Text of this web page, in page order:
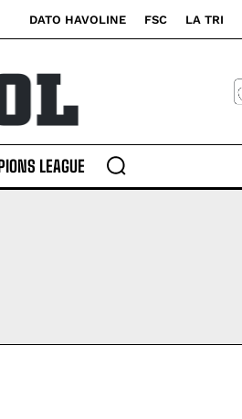
DATO HAVOLINE FSC LA TRI
LEAGUE